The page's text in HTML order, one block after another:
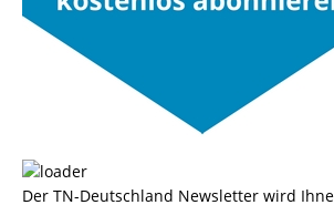
Der TN-Deutschland Newsletter wird